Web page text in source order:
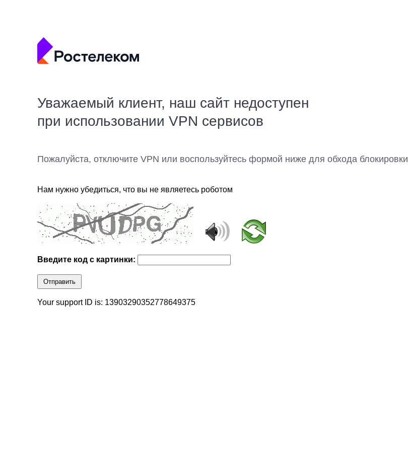
Уважаемый клиент, наш сайт недоступен
при использовании VPN сервисов
Пожалуйста, отключите VPN или воспользуйтесь формой ниже для обхода блокировки
Нам нужно убедиться, что вы не являетесь роботом
Введите код с картинки:
Отправить
Your support ID is: 13903290352778649375